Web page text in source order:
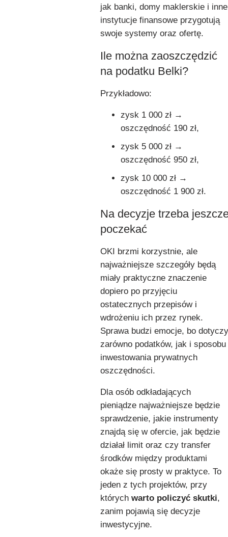
jak banki, domy maklerskie i inne
instytucje finansowe przygotują
swoje systemy oraz ofertę.
Ile można zaoszczędzić
na podatku Belki?
Przykładowo:
zysk 1 000 zł →
oszczędność 190 zł,
zysk 5 000 zł →
oszczędność 950 zł,
zysk 10 000 zł →
oszczędność 1 900 zł.
Na decyzje trzeba
poczekać
OKI brzmi korzystnie, ale
najważniejsze szczegóły będą
miały praktyczne znaczenie
dopiero po przyjęciu
ostatecznych przepisów i
wdrożeniu ich przez rynek.
Sprawa budzi emocje, bo dotyczy
zarówno podatków, jak i sposobu
inwestowania prywatnych
oszczędności.
Dla osób odkładających
pieniądze najważniejsze będzie
sprawdzenie, jakie instrumenty
znajdą się w ofercie, jak będzie
działał limit oraz czy transfer
środków między produktami
okaże się prosty w praktyce. To
jeden z tych projektów, przy
których warto policzyć skutki,
zanim pojawią się decyzje
inwestycyjne.